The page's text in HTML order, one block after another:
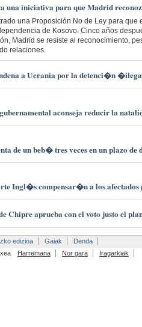
una iniciativa para que Madrid
una Proposición No de Ley para que
de Kosovo. Cinco años
Madrid se resiste al reconocimiento,
relaciones.
a Ucrania por la detenci�n
aconseja reducir la
de un beb� tres veces en un plazo de
Ingl�s compensar�n a los afectados
Chipre aprueba con el voto justo el
edizioa Gaiak
Denda
Harremana Nor gara Iragarkiak